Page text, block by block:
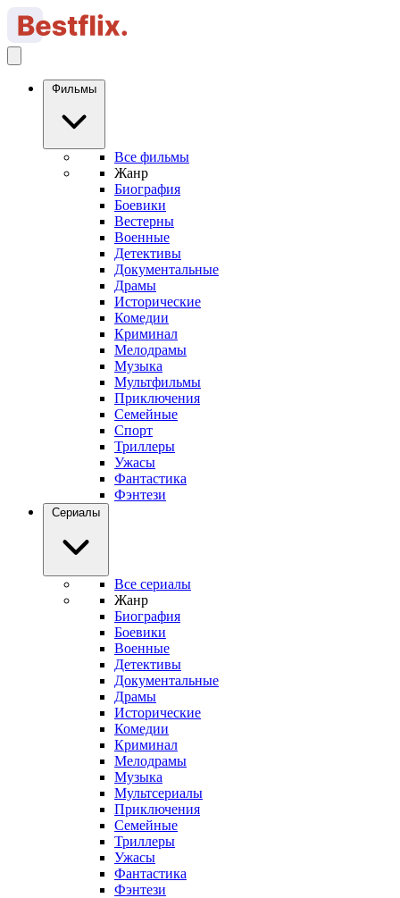
Фильмы
Все фильмы
Жанр
Биография
Боевики
Вестерны
Военные
Детективы
Документальные
Драмы
Исторические
Комедии
Криминал
Мелодрамы
Музыка
Мультфильмы
Приключения
Семейные
Спорт
Триллеры
Ужасы
Фантастика
Фэнтези
Сериалы
Все сериалы
Жанр
Биография
Боевики
Военные
Детективы
Документальные
Драмы
Исторические
Комедии
Криминал
Мелодрамы
Музыка
Мультсериалы
Приключения
Семейные
Триллеры
Ужасы
Фантастика
Фэнтези